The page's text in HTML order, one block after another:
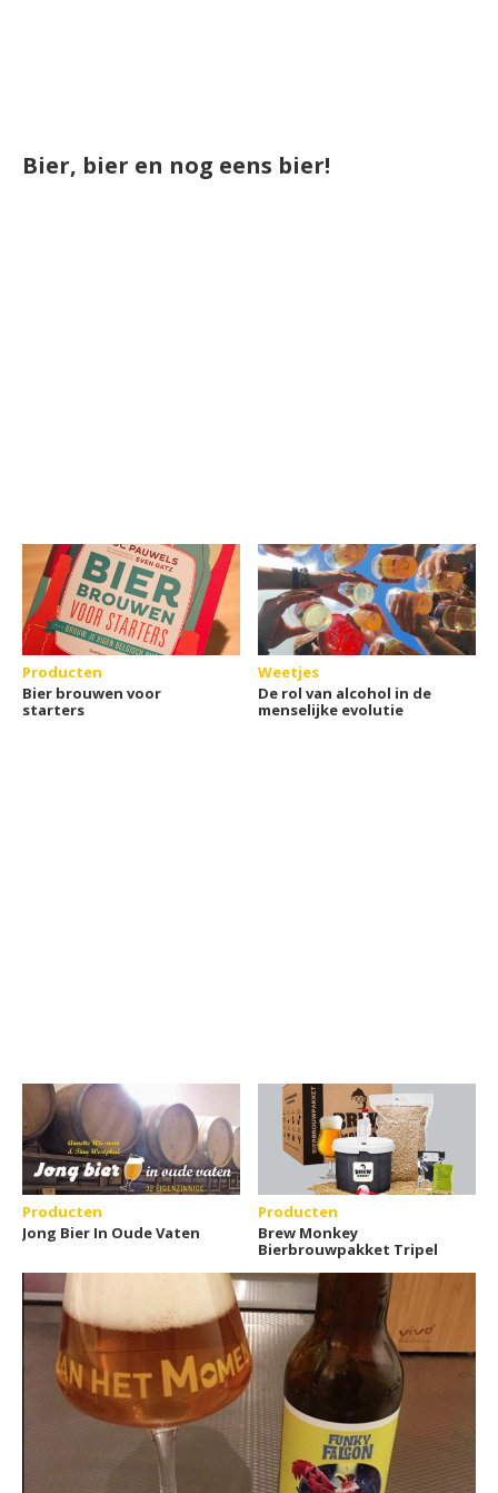
Bier, bier en nog eens bier!
Producten
Bier brouwen voor
starters
Weetjes
De rol van alcohol in de
menselijke evolutie
Producten
Jong Bier In Oude Vaten
Producten
Brew Monkey
Bierbrouwpakket Tripel